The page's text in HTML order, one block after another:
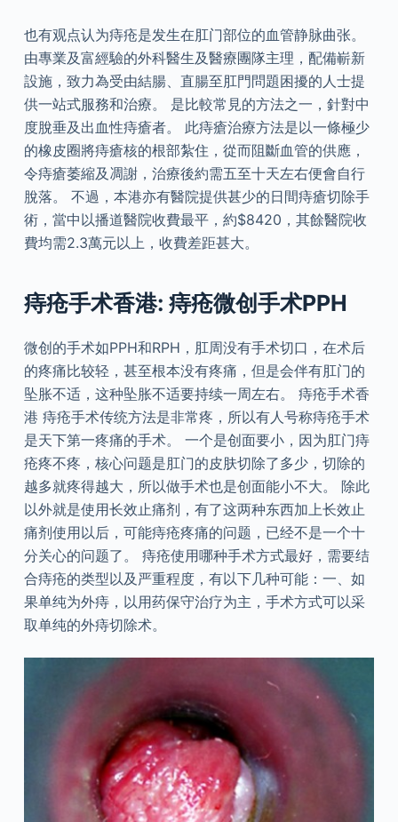
也有观点认为痔疮是发生在肛门部位的血管静脉曲张。
由專業及富經驗的外科醫生及醫療團隊主理，配備嶄新
設施，致力為受由結腸、直腸至肛門問題困擾的人士提
供一站式服務和治療。 是比較常見的方法之一，針對中
度脫垂及出血性痔瘡者。 此痔瘡治療方法是以一條極少
的橡皮圈將痔瘡核的根部紮住，從而阻斷血管的供應，
令痔瘡萎縮及凋謝，治療後約需五至十天左右便會自行
脫落。 不過，本港亦有醫院提供甚少的日間痔瘡切除手
術，當中以播道醫院收費最平，約$8420，其餘醫院收
費均需2.3萬元以上，收費差距甚大。
痔疮手术香港: 痔疮微创手术PPH
微创的手术如PPH和RPH，肛周没有手术切口，在术后
的疼痛比较轻，甚至根本没有疼痛，但是会伴有肛门的
坠胀不适，这种坠胀不适要持续一周左右。 痔疮手术香
港 痔疮手术传统方法是非常疼，所以有人号称痔疮手术
是天下第一疼痛的手术。 一个是创面要小，因为肛门痔
疮疼不疼，核心问题是肛门的皮肤切除了多少，切除的
越多就疼得越大，所以做手术也是创面能小不大。 除此
以外就是使用长效止痛剂，有了这两种东西加上长效止
痛剂使用以后，可能痔疮疼痛的问题，已经不是一个十
分关心的问题了。 痔疮使用哪种手术方式最好，需要结
合痔疮的类型以及严重程度，有以下几种可能：一、如
果单纯为外痔，以用药保守治疗为主，手术方式可以采
取单纯的外痔切除术。